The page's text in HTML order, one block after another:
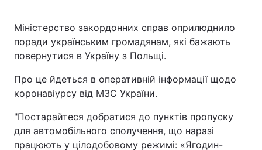
Головна Війна
Україна Політика
Економіка Світ
Техно і зв'язок Лайт
Міністерство закордонних справ оприлюднило
поради українським громадянам, які бажають
повернутися в Україну з Польщі.
Про це йдеться в оперативній інформації щодо
коронавіурсу від МЗС України.
"Постарайтеся добратися до пунктів пропуску
для автомобільного сполучення, що наразі
працюють у цілодобовому режимі: «Ягодин-